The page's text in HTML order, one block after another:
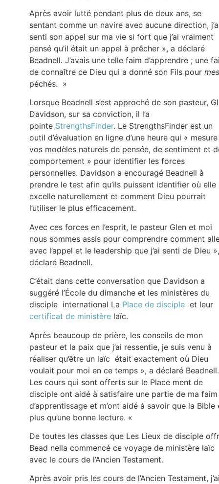
Après avoir lutté pendant plus de deux ans, se
sentant comme un navire avec aucune direction,
senti son appel sur ma vie si fort que j’ai vraiment
pensé qu’il était un appel à prêcher », a déclaré
Beadnell. J’avais une telle faim d’apprendre ; une
de connaître ce Dieu qui a donné son Fils pour mes
péchés. »
Lorsque Beadnell s’est approché de son pasteur,
Davidson, sur sa conviction, il l’a
pointe StrengthsFinder. Le StrengthsFinder est un
outil d’évaluation en ligne d’une heure qui « mesure
vos modèles naturels de pensée, de sentiment et
comportement » pour identifier les forces
personnelles. Davidson a encouragé Beadnell à
prendre le test afin qu’ils puissent identifier où elle
excelle naturellement et comment Dieu pourrait
l’utiliser le plus efficacement.
Avec ces forces en l’esprit, le pasteur Glen et moi
nous sommes assis pour comprendre comment
avec l’appel et le leadership que j’ai senti de Dieu
déclaré Beadnell.
C’était dans cette conversation que Davidson a
suggéré l’École du dimanche et les ministères du
disciple international La Place de disciple et leur
certificat de ministère laïc.
Après beaucoup de prière, les conseils de mon
pasteur et la paix que j’ai ressentie, je suis venu à
réaliser qu’être un laïc était exactement où Dieu
voulait pour moi en ce temps », a déclaré Beadnell.
Les cours qui sont offerts sur le Place ment de
disciple ont aidé à satisfaire une partie de ma faim
d’apprentissage et m’ont aidé à savoir que la Bible
plus qu’une bonne lecture. «
De toutes les classes que Les Lieux de disciple
Bead nella commencé ce voyage de ministère laïc
avec le cours de l’Ancien Testament.
Après avoir pris les cours de l’Ancien Testament,